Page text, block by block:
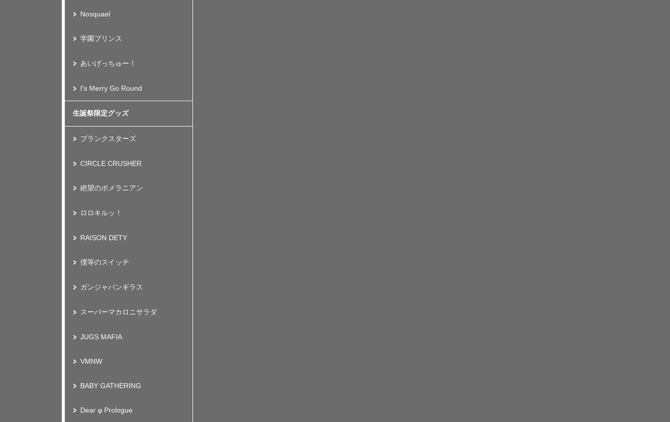
Nosquael
学園プリンス
あいげっちゅー！
I's Merry Go Round
生誕祭限定グッズ
プランクスターズ
CIRCLE CRUSHER
絶望のポメラニアン
ロロキルッ！
RAISON DETY
僕等のスイッチ
ガンジャバンギラス
スーパーマカロニサラダ
JUGS MAFIA
VMNW
BABY GATHERING
Dear φ Prologue